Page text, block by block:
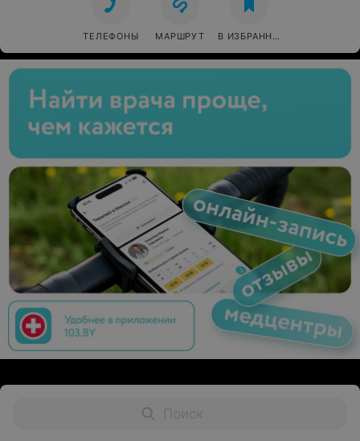
ТЕЛЕФОНЫ МАРШРУТ В ИЗБРАННОЕ